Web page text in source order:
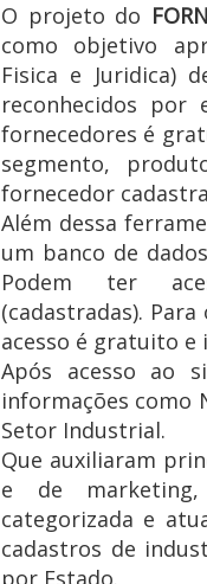
O projeto do
como objetivo
Fisica e Juridica)
reconhecidos por
fornecedores é
segmento,
fornecedor
Além dessa
um banco de
Podem ter
(cadastradas).
acesso é gratuito
Após acesso ao
informações como
Setor Industrial.
Que auxiliaram
e de
categorizada e
cadastros de
por Estado.